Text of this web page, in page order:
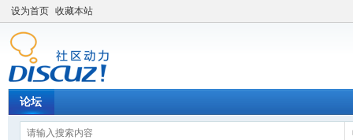
设为首页 收藏本站
论坛